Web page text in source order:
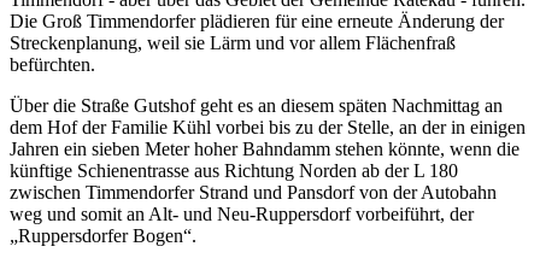
Die Groß Timmendorfer plädieren für eine erneute Änderung der
Streckenplanung, weil sie Lärm und vor allem Flächenfraß
befürchten.
Über die Straße Gutshof geht es an diesem späten Nachmittag an
dem Hof der Familie Kühl vorbei bis zu der Stelle, an der in einigen
Jahren ein sieben Meter hoher Bahndamm stehen könnte, wenn die
künftige Schienentrasse aus Richtung Norden ab der L 180
zwischen Timmendorfer Strand und Pansdorf von der Autobahn
weg und somit an Alt- und Neu-Ruppersdorf vorbeiführt, der
„Ruppersdorfer Bogen“.